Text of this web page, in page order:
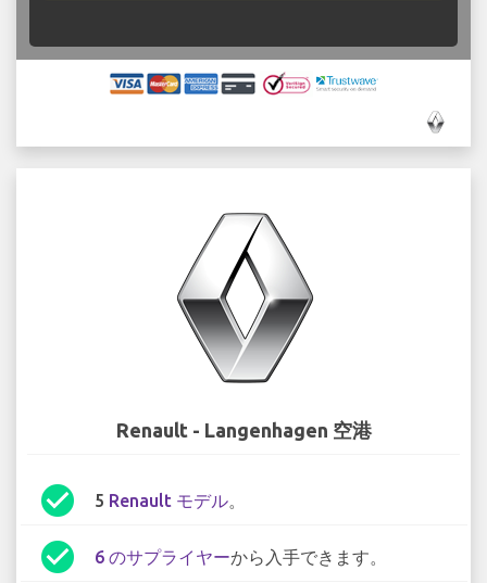
Renault - Langenhagen 空港
check_circle 5 Renault モデル。
check_circle 6 のサプライヤーから入手できます。